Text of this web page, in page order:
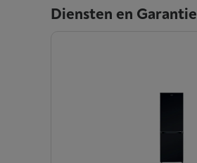
Diensten en Garantie